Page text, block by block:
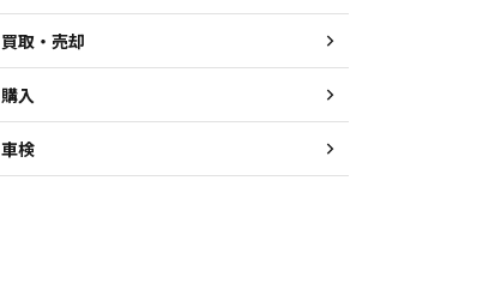
買取・売却
購入
車検